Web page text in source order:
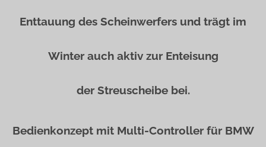
Enttauung des Scheinwerfers und trägt im
Winter auch aktiv zur Enteisung
der Streuscheibe bei.
Bedienkonzept mit Multi-Controller für BMW